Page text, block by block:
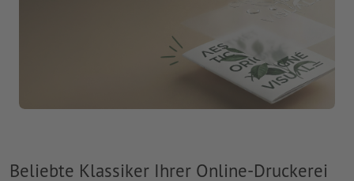
Beliebte Klassiker Ihrer Online-Druckerei